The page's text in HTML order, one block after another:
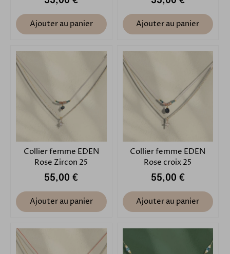
Ajouter au panier Ajouter au panier
Collier femme EDEN
Rose Zircon 25
55,00 €
Ajouter au panier
Collier femme EDEN
Rose croix 25
55,00 €
Ajouter au panier